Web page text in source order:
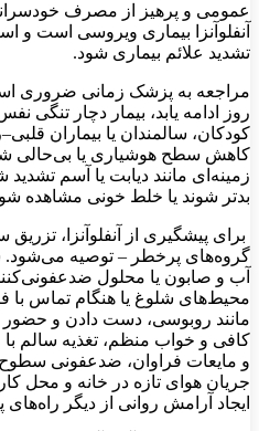
عمومی و پرهیز از مصرف خودسرانه
آنفلوآنزا بیماری ویروسی است و
تشدید علائم بیماری شود.
مراجعه به پزشک زمانی ضروری
روز ادامه یابد، بیمار دچار تنگی
کودکان، سالمندان یا بیماران
کاهش سطح هوشیاری یا بی‌حالی
زمینه‌ای مانند دیابت یا آسم تشدید
بدتر شوند یا خلط خونی مشاهده
برای پیشگیری از آنفلوآنزا، تزریق
گروه‌های پرخطر – توصیه
آب و صابون یا محلول
محیط‌های شلوغ یا هنگام تماس با
مانند روبوسی، دست دادن و
کافی و خواب منظم، تغذیه سالم
و مایعات فراوان، ضدعفونی
جریان هوای تازه در خانه و محل
ایجاد آرامش روانی از دیگر